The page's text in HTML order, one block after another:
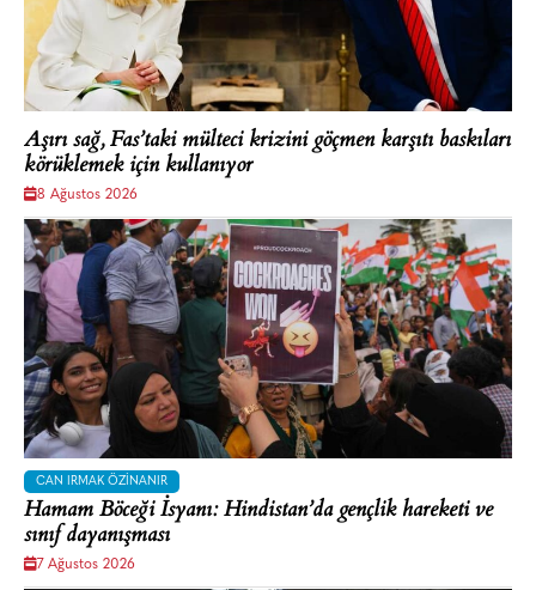
Aşırı sağ, Fas’taki mülteci krizini göçmen karşıtı baskıları
körüklemek için kullanıyor
8 Ağustos 2026
CAN IRMAK ÖZINANIR
Hamam Böceği İsyanı: Hindistan’da gençlik hareketi ve
sınıf dayanışması
7 Ağustos 2026